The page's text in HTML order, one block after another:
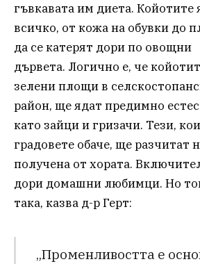
гъвкавата им диета. Койотите
всичко, от кожа на обувки до
да се катерят дори по овощни
дървета. Логично е, че
зелени площи в
район, ще ядат предимно
като зайци и гризачи. Тези,
градовете обаче, ще разчитат
получена от хората.
дори домашни любимци. Но
така, казва д-р Герт:
„Променливостта е